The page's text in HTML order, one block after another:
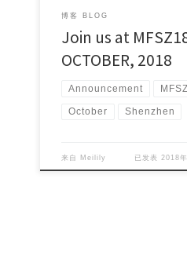
博客 BLOG
Join us at
OCTOBER, 2018
Announcement
October Shenzhen
来自 Meilily 已发表 2018